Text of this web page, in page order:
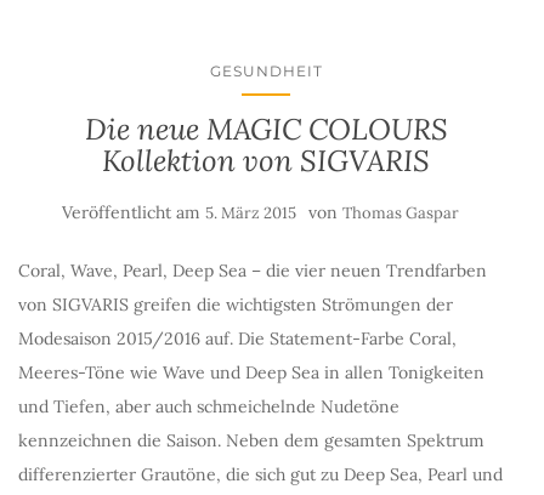
GESUNDHEIT
Die neue MAGIC COLOURS
Kollektion von SIGVARIS
Veröffentlicht am 5. März 2015 von Thomas Gaspar
Coral, Wave, Pearl, Deep Sea – die vier neuen Trendfarben
von SIGVARIS greifen die wichtigsten Strömungen der
Modesaison 2015/2016 auf. Die Statement-Farbe Coral,
Meeres-Töne wie Wave und Deep Sea in allen Tonigkeiten
und Tiefen, aber auch schmeichelnde Nudetöne
kennzeichnen die Saison. Neben dem gesamten Spektrum
differenzierter Grautöne, die sich gut zu Deep Sea, Pearl und